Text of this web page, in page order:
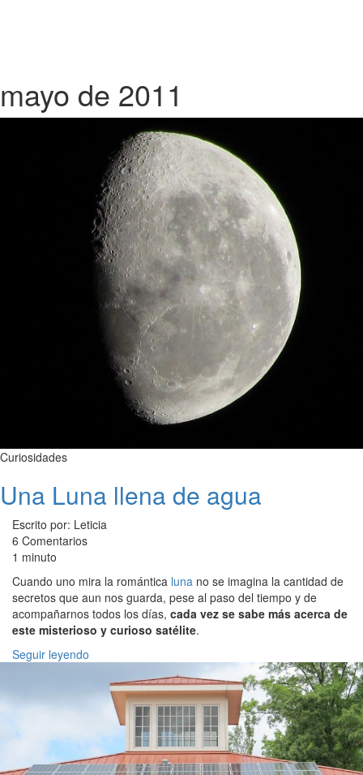
mayo de 2011
Curiosidades
Una Luna llena de agua
Escrito por: Leticia
6 Comentarios
1 minuto
Cuando uno mira la romántica luna no se imagina la cantidad de
secretos que aun nos guarda, pese al paso del tiempo y de
acompañarnos todos los días, cada vez se sabe más acerca de
este misterioso y curioso satélite.
Seguir leyendo